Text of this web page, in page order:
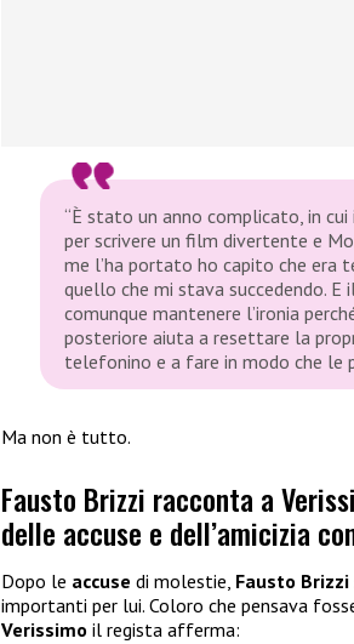
“È stato un anno complicato, in
per scrivere un film divertente e
me l’ha portato ho capito che era
quello che mi stava succedendo.
comunque mantenere l’ironia
posteriore aiuta a resettare la
telefonino e a fare in modo che le
Ma non è tutto.
Fausto Brizzi racconta a
delle accuse e dell’amicizia
Dopo le accuse di molestie, Fausto Brizzi
importanti per lui. Coloro che pensava
Verissimo il regista afferma: